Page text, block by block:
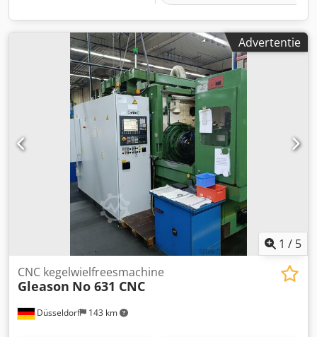
Advertentie
1 / 5
Düsseldorf 143 km
CNC kegelwielfreesmachine
Gleason No 631 CNC